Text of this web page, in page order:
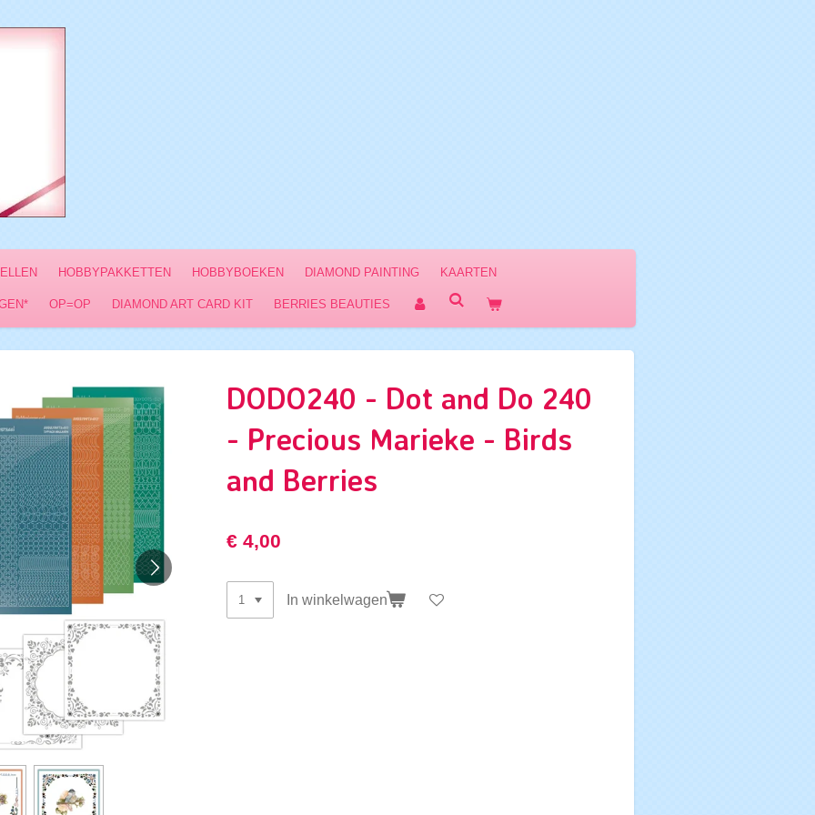
HOBBYPAKKETTEN HOBBYBOEKEN DIAMOND PAINTING KAARTEN
OP=OP DIAMOND ART CARD KIT BERRIES BEAUTIES
DODO240 - Dot and Do 240
- Precious Marieke - Birds
and Berries
€ 4,00
In winkelwagen